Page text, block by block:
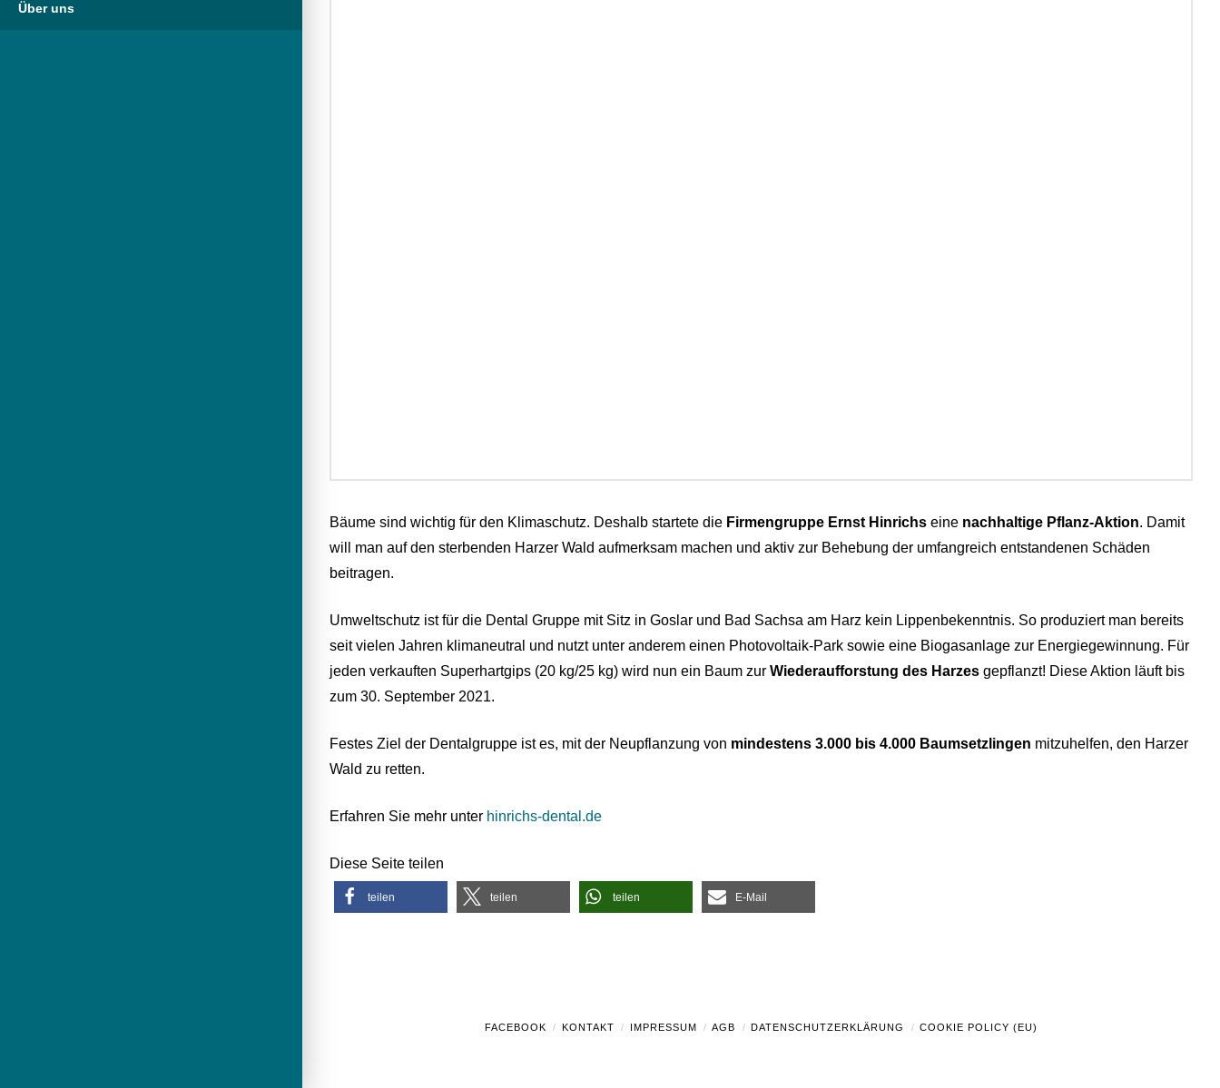
Über uns
Bäume sind wichtig für den Klimaschutz. Deshalb startete die Firmengruppe Ernst Hinrichs eine nachhaltige Pflanz-Aktion. Damit
will man auf den sterbenden Harzer Wald aufmerksam machen und aktiv zur Behebung der umfangreich entstandenen Schäden
beitragen.
Umweltschutz ist für die Dental Gruppe mit Sitz in Goslar und Bad Sachsa am Harz kein Lippenbekenntnis. So produziert man bereits
seit vielen Jahren klimaneutral und nutzt unter anderem einen Photovoltaik-Park sowie eine Biogasanlage zur Energiegewinnung. Für
jeden verkauften Superhartgips (20 kg/25 kg) wird nun ein Baum zurWiederaufforstung des Harzes gepflanzt! Diese Aktion läuft bis
zum 30. September 2021.
Festes Ziel der Dentalgruppe ist es, mit der Neupflanzung von mindestens 3.000 bis 4.000 Baumsetzlingen mitzuhelfen, den Harzer
Wald zu retten.
Erfahren Sie mehr unter hinrichs-dental.de
Diese Seite teilen
teilen teilen teilen E-Mail
FACEBOOK KONTAKT IMPRESSUM AGB DATENSCHUTZERKLÄRUNG COOKIE POLICY (EU)